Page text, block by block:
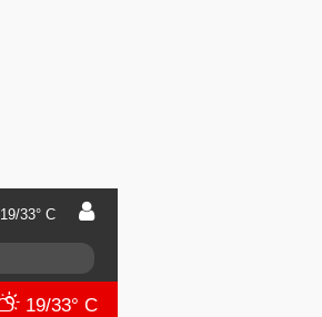
19/33° C
19/33° C